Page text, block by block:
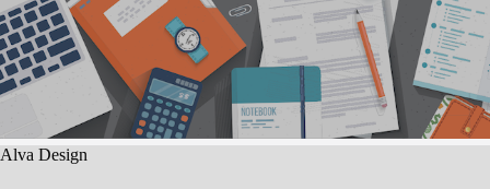
Alva Design